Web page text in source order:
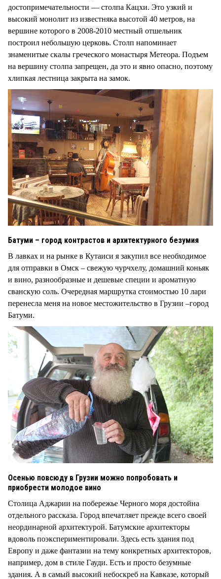
достопримечательности — столпа Кацхи. Это узкий и
высокий монолит из известняка высотой 40 метров, на
вершине которого в 2008-2010 местный отшельник
построил небольшую церковь. Столп напоминает
знаменитые скалы греческого монастыря Метеора. Подъем
на вершину столпа запрещен, да это и явно опасно, поэтому
хлипкая лестница закрыта на замок.
Батуми – город контрастов и архитектурного безумия
В лавках и на рынке в Кутаиси я закупил все необходимое
для отправки в Омск – свежую чурчхелу, домашний коньяк
и вино, разнообразные и дешевые специи и ароматную
сванскую соль. Очередная маршрутка стоимостью 10 лари
перенесла меня на новое местожительство в Грузии –город
Батуми.
Осенью повсюду в Грузии можно попробовать и
приобрести молодое вино
Столица Аджарии на побережье Черного моря достойна
отдельного рассказа. Город впечатляет прежде всего своей
неординарной архитектурой. Батумские архитекторы
вдоволь поэкспериментировали. Здесь есть здания под
Европу и даже фантазии на тему конкретных архитекторов,
например, дом в стиле Гауди. Есть и просто безумные
здания. А в самый высокий небоскреб на Кавказе, который